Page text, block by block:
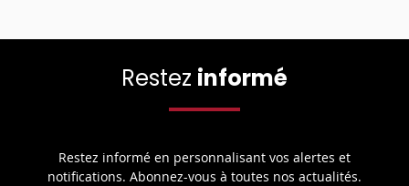
Restez informé
Restez informé en personnalisant vos alertes et
notifications. Abonnez-vous à toutes nos actualités.